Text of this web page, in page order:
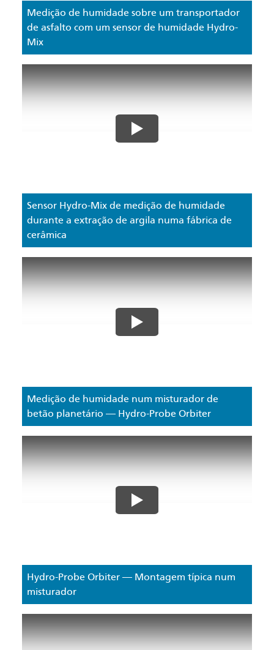
Medição de humidade sobre um transportador
de asfalto com um sensor de humidade Hydro-
Mix
Sensor Hydro-Mix de medição de humidade
durante a extração de argila numa fábrica de
cerâmica
Medição de humidade num misturador de
betão planetário — Hydro-Probe Orbiter
Hydro-Probe Orbiter — Montagem típica num
misturador